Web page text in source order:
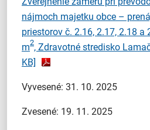
nájmoch majetku obce –
priestorov č. 2.16, 2.17, 2.18 a
m2, Zdravotné stredisko
KB]
Vyvesené: 31. 10. 2025
Zvesené: 19. 11. 2025